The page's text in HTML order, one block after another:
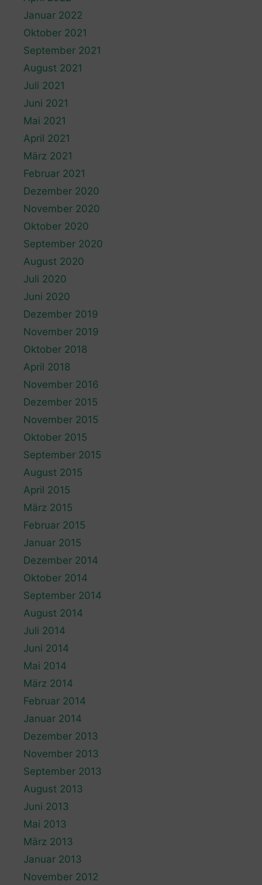
Januar 2022
Oktober 2021
September 2021
August 2021
Juli 2021
Juni 2021
Mai 2021
April 2021
März 2021
Februar 2021
Dezember 2020
November 2020
Oktober 2020
September 2020
August 2020
Juli 2020
Juni 2020
Dezember 2019
November 2019
Oktober 2018
April 2018
November 2016
Dezember 2015
November 2015
Oktober 2015
September 2015
August 2015
April 2015
März 2015
Februar 2015
Januar 2015
Dezember 2014
Oktober 2014
September 2014
August 2014
Juli 2014
Juni 2014
Mai 2014
März 2014
Februar 2014
Januar 2014
Dezember 2013
November 2013
September 2013
August 2013
Juni 2013
Mai 2013
März 2013
Januar 2013
November 2012